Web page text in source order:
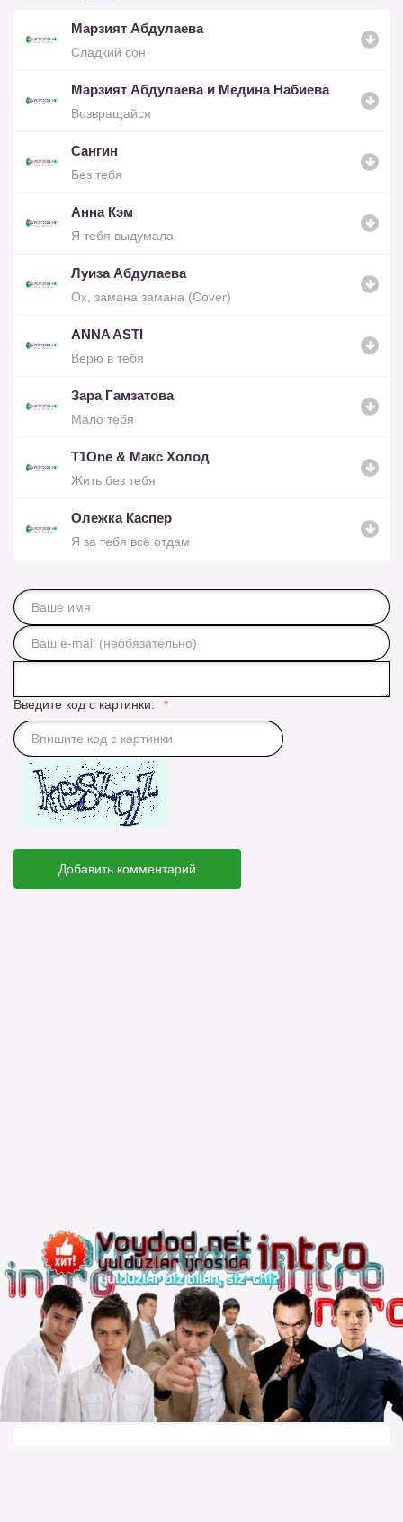
Марзият Абдулаева
Сладкий сон
Марзият Абдулаева и Медина Набиева
Возвращайся
Сангин
Без тебя
Анна Кэм
Я тебя выдумала
Луиза Абдулаева
Ох, замана замана (Cover)
ANNA ASTI
Верю в тебя
Зара Гамзатова
Мало тебя
T1One & Mакс Холод
Жить без тебя
Олежка Каспер
Я за тебя всё отдам
Введите код с картинки:
Добавить комментарий